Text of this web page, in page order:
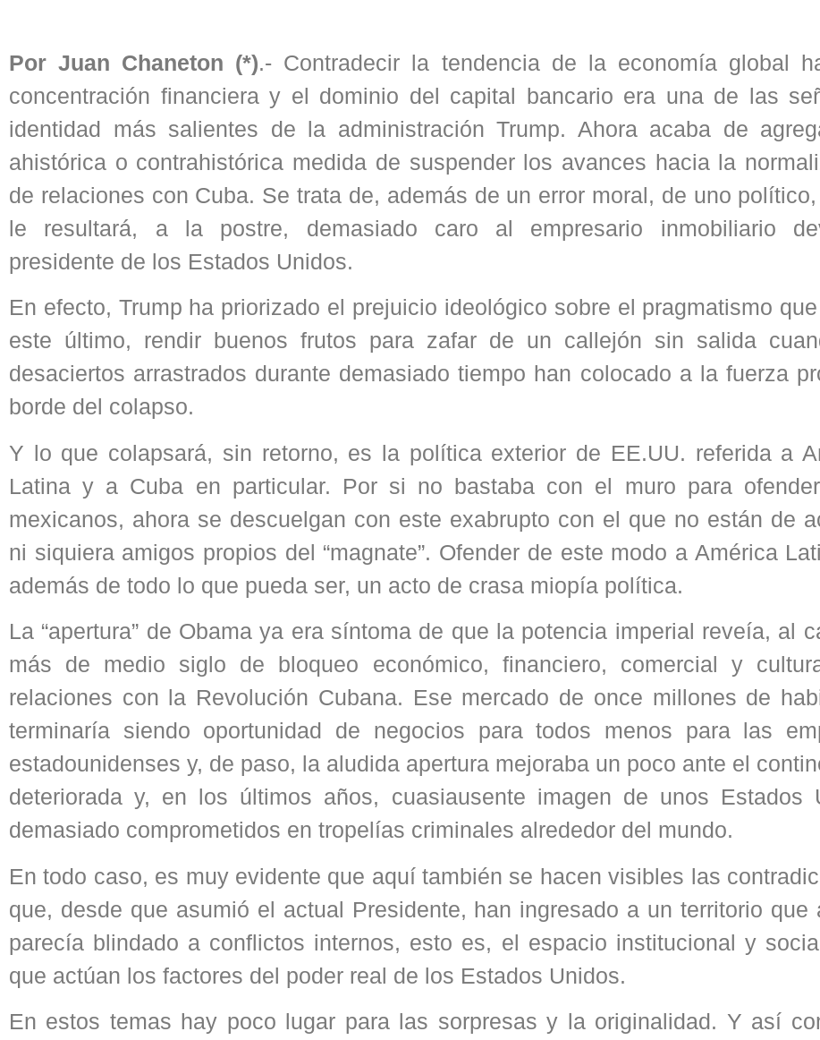
Por Juan Chaneton (*).- Contradecir la tendencia de la economía global
concentración financiera y el dominio del capital bancario era una de las
identidad más salientes de la administración Trump. Ahora acaba de
ahistórica o contrahistórica medida de suspender los avances hacia la
de relaciones con Cuba. Se trata de, además de un error moral, de uno
le resultará, a la postre, demasiado caro al empresario inmobiliario
presidente de los Estados Unidos.
En efecto, Trump ha priorizado el prejuicio ideológico sobre el pragmatismo
este último, rendir buenos frutos para zafar de un callejón sin salida
desaciertos arrastrados durante demasiado tiempo han colocado a la fuerza
borde del colapso.
Y lo que colapsará, sin retorno, es la política exterior de EE.UU. referida a
Latina y a Cuba en particular. Por si no bastaba con el muro para
mexicanos, ahora se descuelgan con este exabrupto con el que no están de
ni siquiera amigos propios del “magnate”. Ofender de este modo a América
además de todo lo que pueda ser, un acto de crasa miopía política.
La “apertura” de Obama ya era síntoma de que la potencia imperial reveía, al
más de medio siglo de bloqueo económico, financiero, comercial y
relaciones con la Revolución Cubana. Ese mercado de once millones de
terminaría siendo oportunidad de negocios para todos menos para las
estadounidenses y, de paso, la aludida apertura mejoraba un poco ante el
deteriorada y, en los últimos años, cuasiausente imagen de unos Estados
demasiado comprometidos en tropelías criminales alrededor del mundo.
En todo caso, es muy evidente que aquí también se hacen visibles las
que, desde que asumió el actual Presidente, han ingresado a un territorio que
parecía blindado a conflictos internos, esto es, el espacio institucional y
que actúan los factores del poder real de los Estados Unidos.
En estos temas hay poco lugar para las sorpresas y la originalidad. Y así